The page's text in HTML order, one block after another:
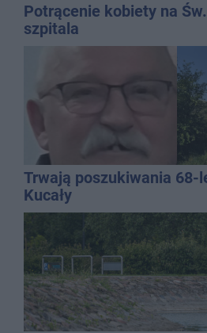
Potrącenie kobiety na
szpitala
Trwają poszukiwania 68-
Kucały